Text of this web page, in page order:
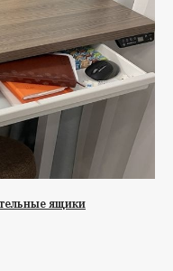
ящики